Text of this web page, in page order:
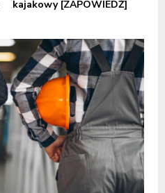
kajakowy [ZAPOWIEDŹ]